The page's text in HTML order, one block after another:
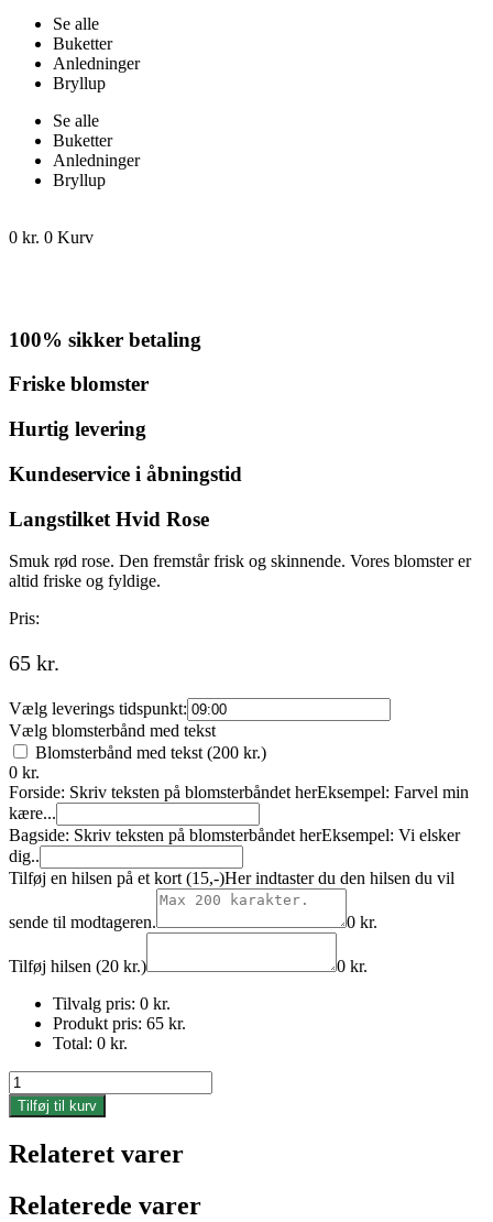
Se alle
Buketter
Anledninger
Bryllup
Se alle
Buketter
Anledninger
Bryllup
0 kr. 0 Kurv
100% sikker betaling
Friske blomster
Hurtig levering
Kundeservice i åbningstid
Langstilket Hvid Rose
Smuk rød rose. Den fremstår frisk og skinnende. Vores blomster er
altid friske og fyldige.
Pris:
65 kr.
Vælg leverings tidspunkt:
Vælg blomsterbånd med tekst
Blomsterbånd med tekst (200 kr.)
0 kr.
Forside: Skriv teksten på blomsterbåndet herEksempel: Farvel min
kære...
Bagside: Skriv teksten på blomsterbåndet herEksempel: Vi elsker
dig..
Tilføj en hilsen på et kort (15,-)Her indtaster du den hilsen du vil
sende til modtageren. 0 kr.
Tilføj hilsen (20 kr.) 0 kr.
Tilvalg pris: 0 kr.
Produkt pris: 65 kr.
Total: 0 kr.
Langstilket
Hvid
Rose
Tilføj til kurv
Relateret varer
Relaterede varer